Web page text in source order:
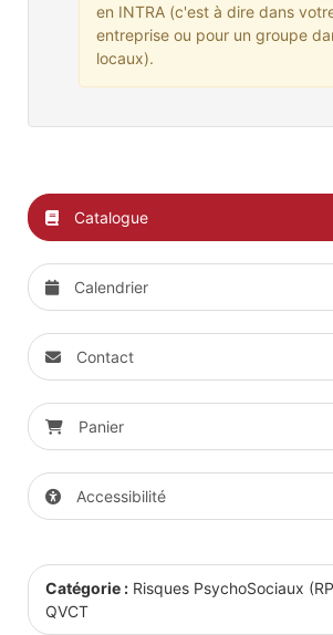
en INTRA (c'est à dire dans
entreprise ou pour un groupe
locaux).
Catalogue
Calendrier
Contact
Panier
Accessibilité
Catégorie : Risques PsychoSociaux
QVCT